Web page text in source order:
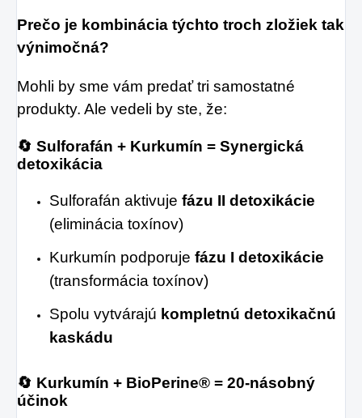
Prečo je kombinácia týchto troch zložiek tak
výnimočná?
Mohli by sme vám predať tri samostatné
produkty. Ale vedeli by ste, že:
🔄 Sulforafán + Kurkumín = Synergická
detoxikácia
Sulforafán aktivuje fázu II detoxikácie
(eliminácia toxínov)
Kurkumín podporuje fázu I detoxikácie
(transformácia toxínov)
Spolu vytvárajú kompletnú detoxikačnú
kaskádu
🔄 Kurkumín + BioPerine® = 20-násobný
účinok